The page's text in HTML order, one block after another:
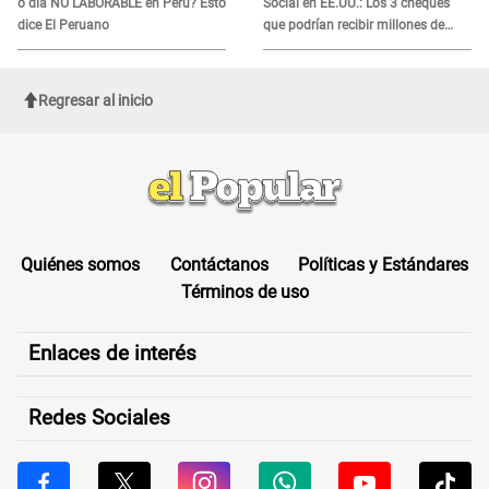
dice El Peruano
que podrían recibir millones de
personas en agosto
Regresar al inicio
Quiénes somos Contáctanos
Políticas y Estándares
Términos de uso
Enlaces de interés
Redes Sociales